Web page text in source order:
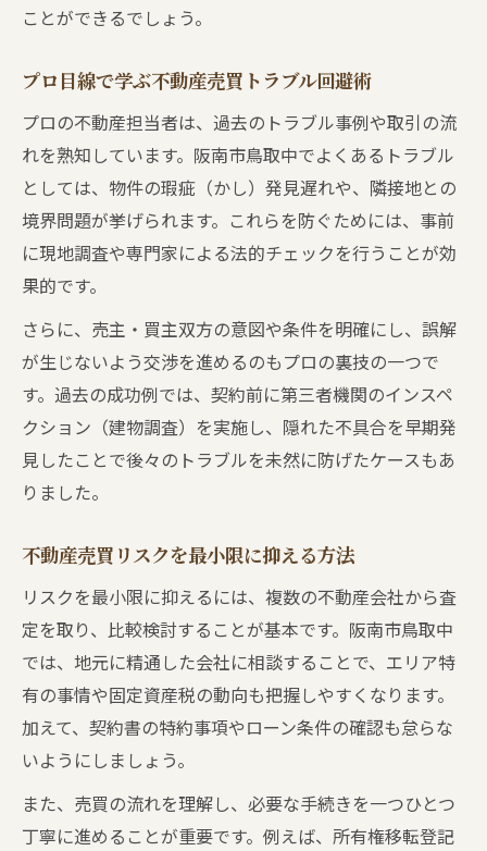
ことができるでしょう。
プロ目線で学ぶ不動産売買トラブル回避術
プロの不動産担当者は、過去のトラブル事例や取引の流
れを熟知しています。阪南市鳥取中でよくあるトラブル
としては、物件の瑕疵（かし）発見遅れや、隣接地との
境界問題が挙げられます。これらを防ぐためには、事前
に現地調査や専門家による法的チェックを行うことが効
果的です。
さらに、売主・買主双方の意図や条件を明確にし、誤解
が生じないよう交渉を進めるのもプロの裏技の一つで
す。過去の成功例では、契約前に第三者機関のインスペ
クション（建物調査）を実施し、隠れた不具合を早期発
見したことで後々のトラブルを未然に防げたケースもあ
りました。
不動産売買リスクを最小限に抑える方法
リスクを最小限に抑えるには、複数の不動産会社から査
定を取り、比較検討することが基本です。阪南市鳥取中
では、地元に精通した会社に相談することで、エリア特
有の事情や固定資産税の動向も把握しやすくなります。
加えて、契約書の特約事項やローン条件の確認も怠らな
いようにしましょう。
また、売買の流れを理解し、必要な手続きを一つひとつ
丁寧に進めることが重要です。例えば、所有権移転登記